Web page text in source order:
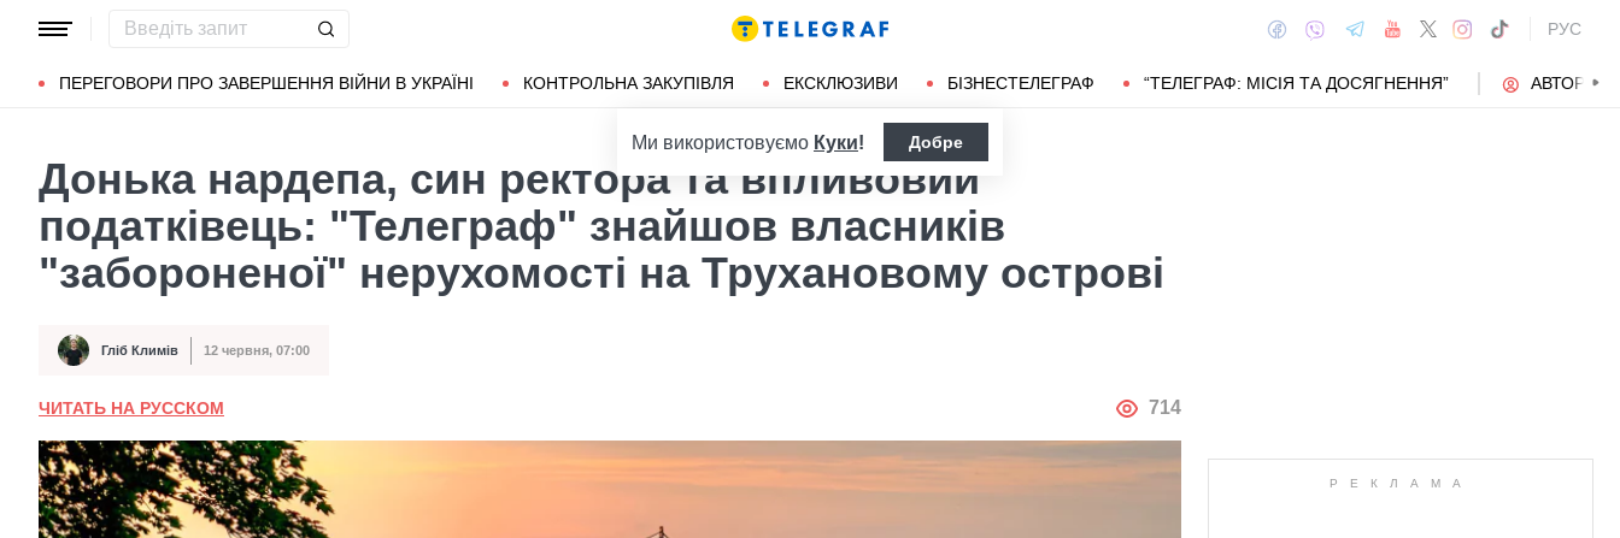
РУС
ПЕРЕГОВОРИ ПРО ЗАВЕРШЕННЯ ВІЙНИ В УКРАЇНІ КОНТРОЛЬНА ЗАКУПІВЛЯ ЕКСКЛЮЗИВИ БІЗНЕСТЕЛЕГРАФ “ТЕЛЕГРАФ: МІСІЯ ТА ДОСЯГНЕННЯ” АВТОРИ
Популярні запити Маріуполь Донбас
Ми використовуємо Куки! Добре
Донька нардепа, син ректора та впливовий
податківець: "Телеграф" знайшов власників
"забороненої" нерухомості на Трухановому острові
Автор Гліб Климів
Дата публікації 12 червня, 07:00
ЧИТАТЬ НА РУССКОМ АВТОР
714